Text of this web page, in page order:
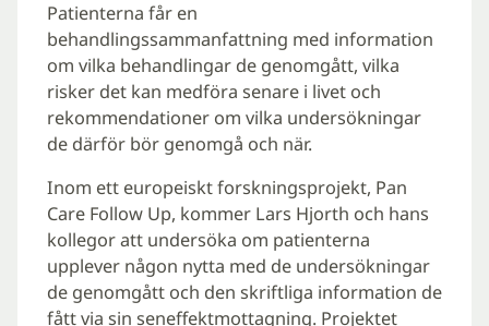
Patienterna får en
behandlingssammanfattning med information
om vilka behandlingar de genomgått, vilka
risker det kan medföra senare i livet och
rekommendationer om vilka undersökningar
de därför bör genomgå och när.
Inom ett europeiskt forskningsprojekt, Pan
Care Follow Up, kommer Lars Hjorth och hans
kollegor att undersöka om patienterna
upplever någon nytta med de undersökningar
de genomgått och den skriftliga information de
fått via sin seneffektmottagning. Projektet